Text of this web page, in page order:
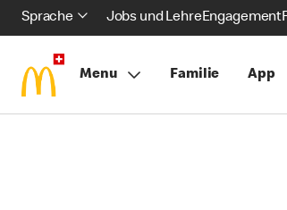
Sprache Jobs und LehreEngagement
Menu Familie App